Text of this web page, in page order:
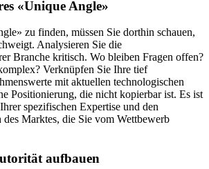
«Unique Angle»
zu finden, müssen Sie dorthin schauen,
Analysieren Sie die
Branche kritisch. Wo bleiben Fragen offen?
Verknüpfen Sie Ihre tief
mit aktuellen technologischen
Positionierung, die nicht kopierbar ist. Es ist
spezifischen Expertise und den
des Marktes, die Sie vom Wettbewerb
aufbauen